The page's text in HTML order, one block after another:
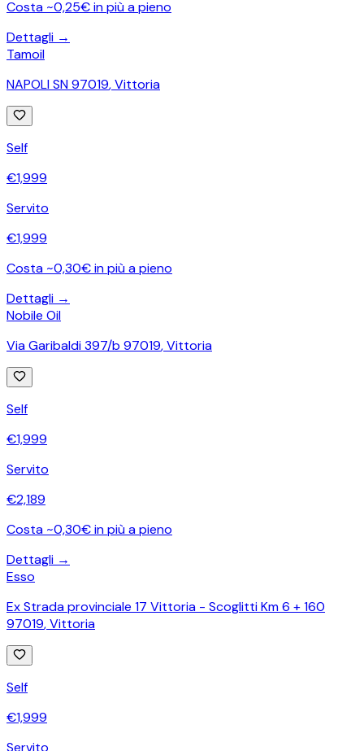
Costa ~0,25€ in più a pieno
Dettagli →
Tamoil
NAPOLI SN 97019,Vittoria
Self
€1,999
Servito
€1,999
Costa ~0,30€ in più a pieno
Dettagli →
Nobile Oil
Via Garibaldi 397/b 97019,Vittoria
Self
€1,999
Servito
€2,189
Costa ~0,30€ in più a pieno
Dettagli →
Esso
Ex Strada provinciale 17 Vittoria - Scoglitti Km 6 + 160
97019,Vittoria
Self
€1,999
Servito